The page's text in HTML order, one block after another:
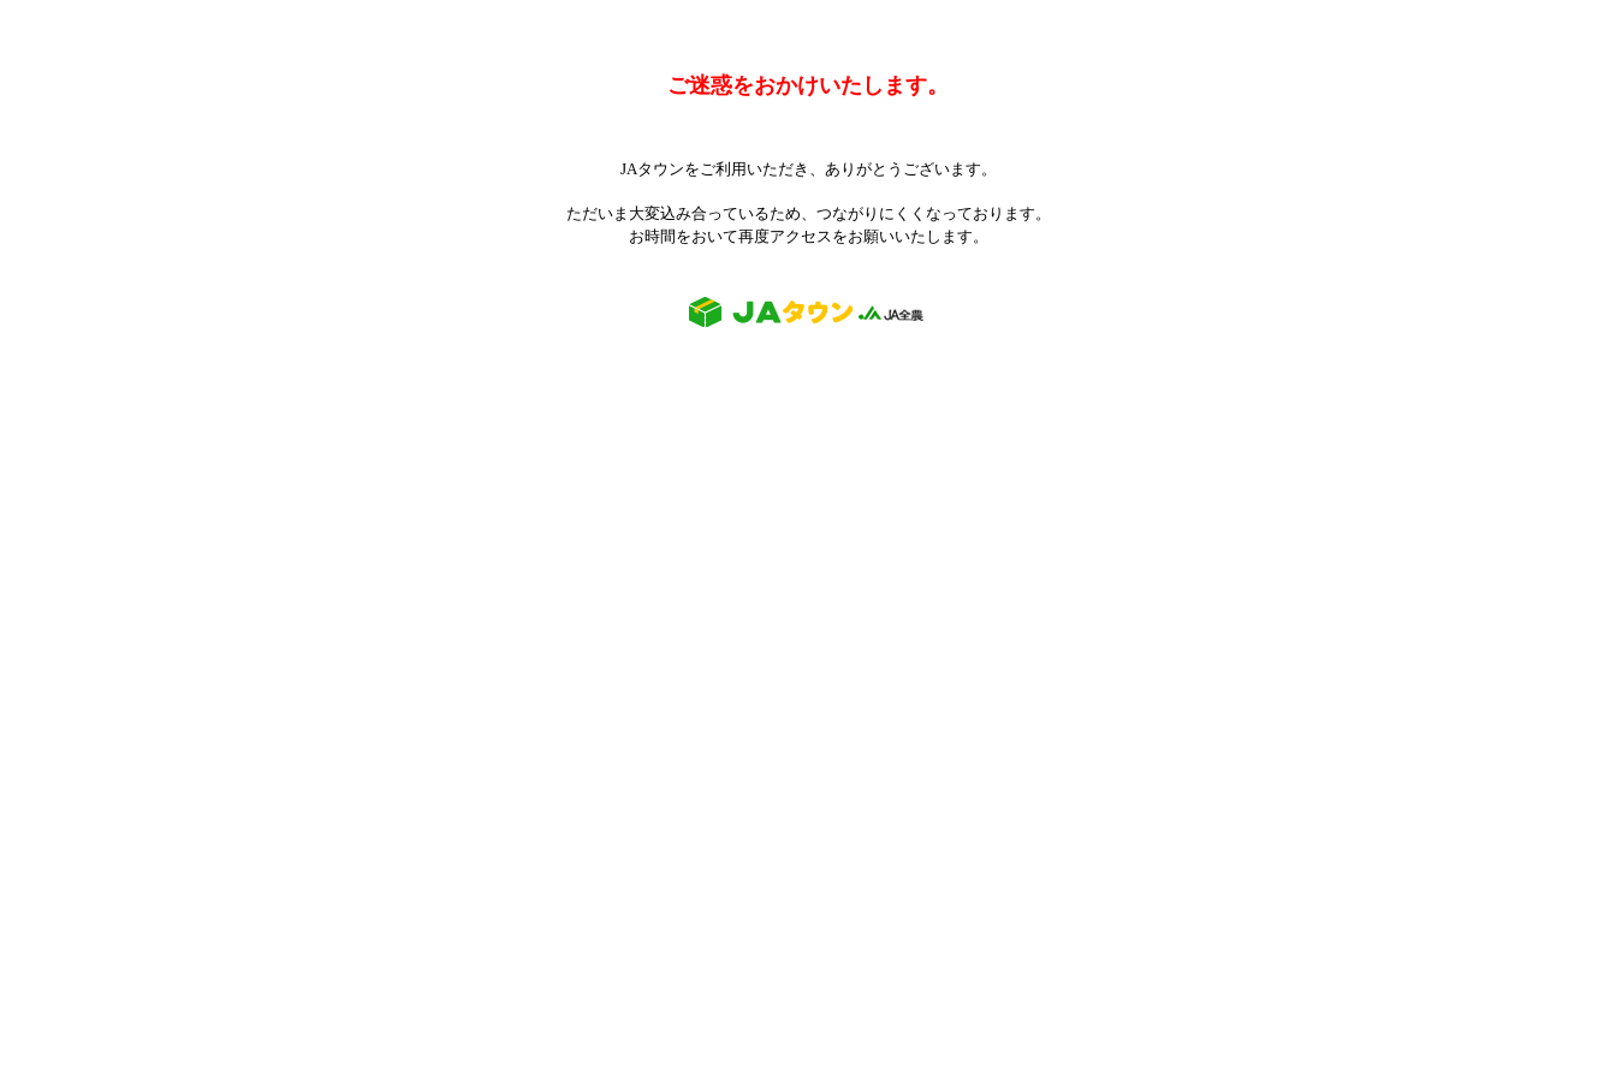
ご迷惑をおかけいたします。
JAタウンをご利用いただき、ありがとうございます。
ただいま大変込み合っているため、つながりにくくなっております。
お時間をおいて再度アクセスをお願いいたします。